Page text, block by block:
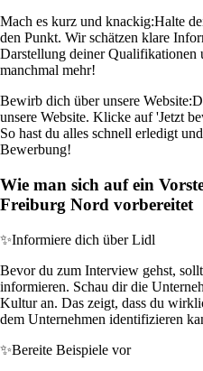
Mach es kurz und knackig:Halte
den Punkt. Wir schätzen klare
Darstellung deiner Qualifikationen
manchmal mehr!
Bewirb dich über unsere Website:
unsere Website. Klicke auf 'Jetzt
So hast du alles schnell erledigt
Bewerbung!
Wie man sich auf ein
Freiburg Nord vorbereitet
✨Informiere dich über Lidl
Bevor du zum Interview gehst,
informieren. Schau dir die
Kultur an. Das zeigt, dass du
dem Unternehmen identifizieren
✨Bereite Beispiele vor